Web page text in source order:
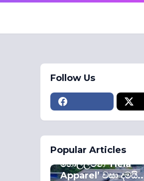
Follow Us
Popular Articles
කොළඹ කොටස්
හොල්ලමින් ‘Hela
Apparel’ වසා දමයි..